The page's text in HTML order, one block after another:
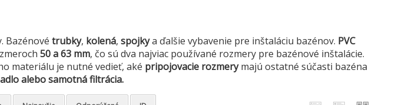
Bazénové trubky, kolená, spojkya ďalšie vybavenie pre inštaláciu bazénov. PVC
50 a 63 mm, čo sú dva najviac používané rozmery pre bazénové inštalácie.
materiálu je nutné vedieť, aké pripojovacie rozmerymajú ostatné súčasti bazéna
alebo samotná filtrácia.